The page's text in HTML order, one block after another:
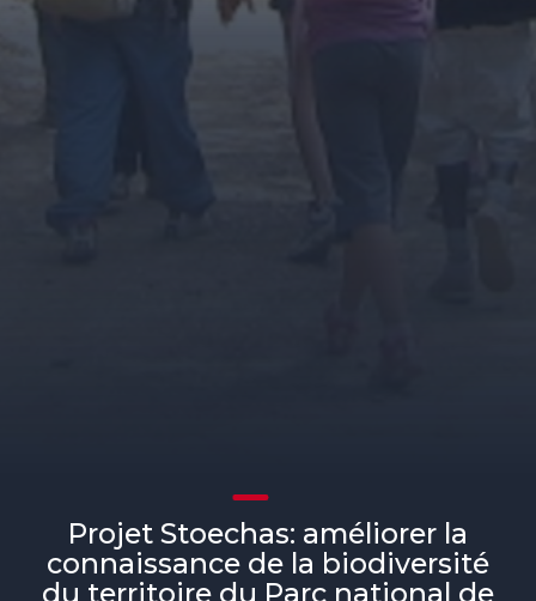
Projet Stoechas: améliorer la
connaissance de la biodiversité
du territoire du Parc national de